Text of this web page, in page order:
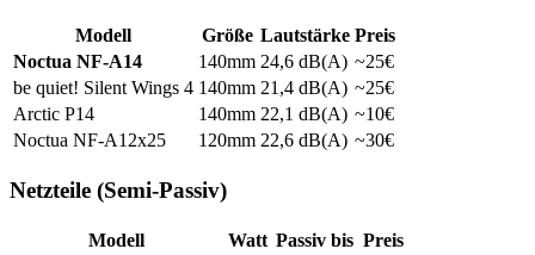
Modell Größe Lautstärke Preis
Noctua NF-A14
140mm 24,6 dB(A) ~25€
be quiet! Silent Wings 4 140mm 21,4 dB(A) ~25€
Arctic P14
140mm 22,1 dB(A) ~10€
Noctua NF-A12x25
120mm 22,6 dB(A) ~30€
Netzteile (Semi-Passiv)
Modell Watt Passiv bis Preis